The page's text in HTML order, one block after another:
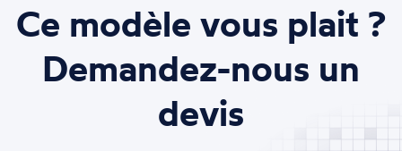
Ce modèle vous plait ?
Demandez-nous un
devis